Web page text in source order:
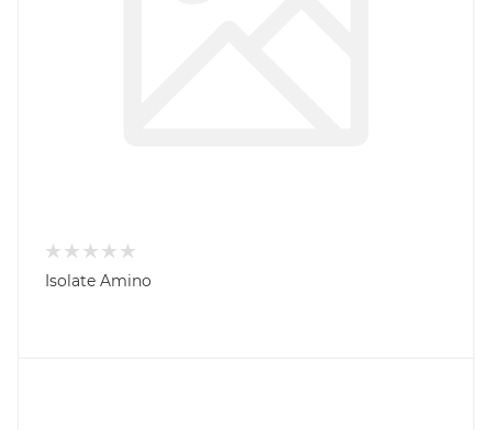
Isolate Amino